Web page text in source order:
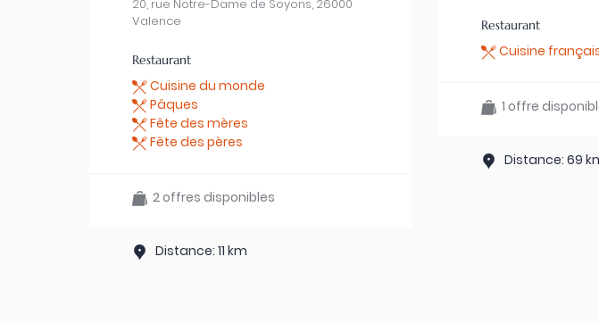
20, rue Notre-Dame de Soyons, 26000
Valence
Restaurant
Cuisine du monde
Pâques
Fête des mères
Fête des pères
2 offres disponibles
Distance: 11 km
Restaurant
Cuisine
1 offre
Distance: 69